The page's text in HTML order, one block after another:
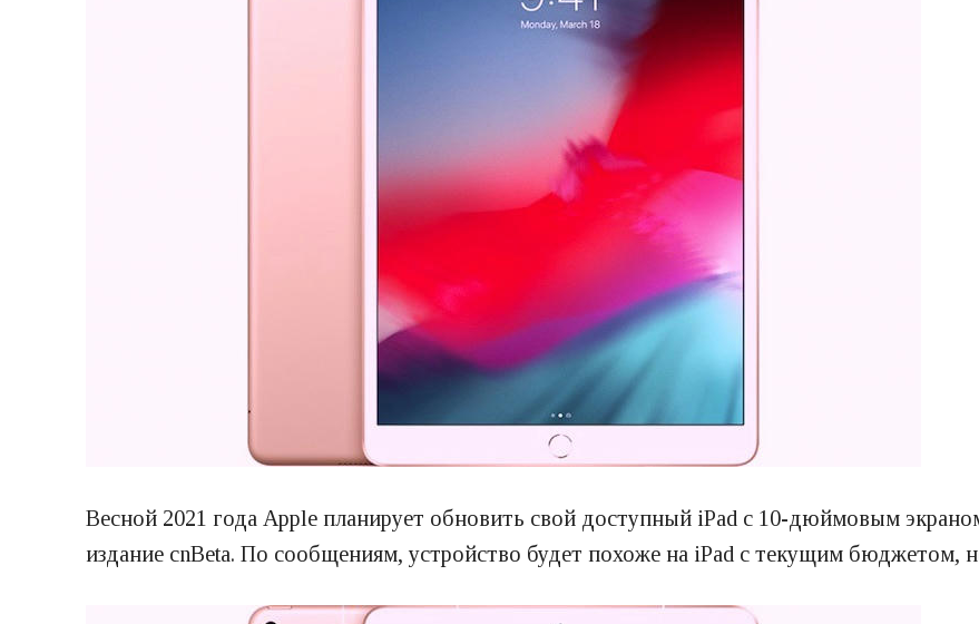
Весной 2021 года Apple планирует обновить свой доступный iPad с 10-дюймовым
издание cnBeta. По сообщениям, устройство будет похоже на iPad с текущим бюджетом,